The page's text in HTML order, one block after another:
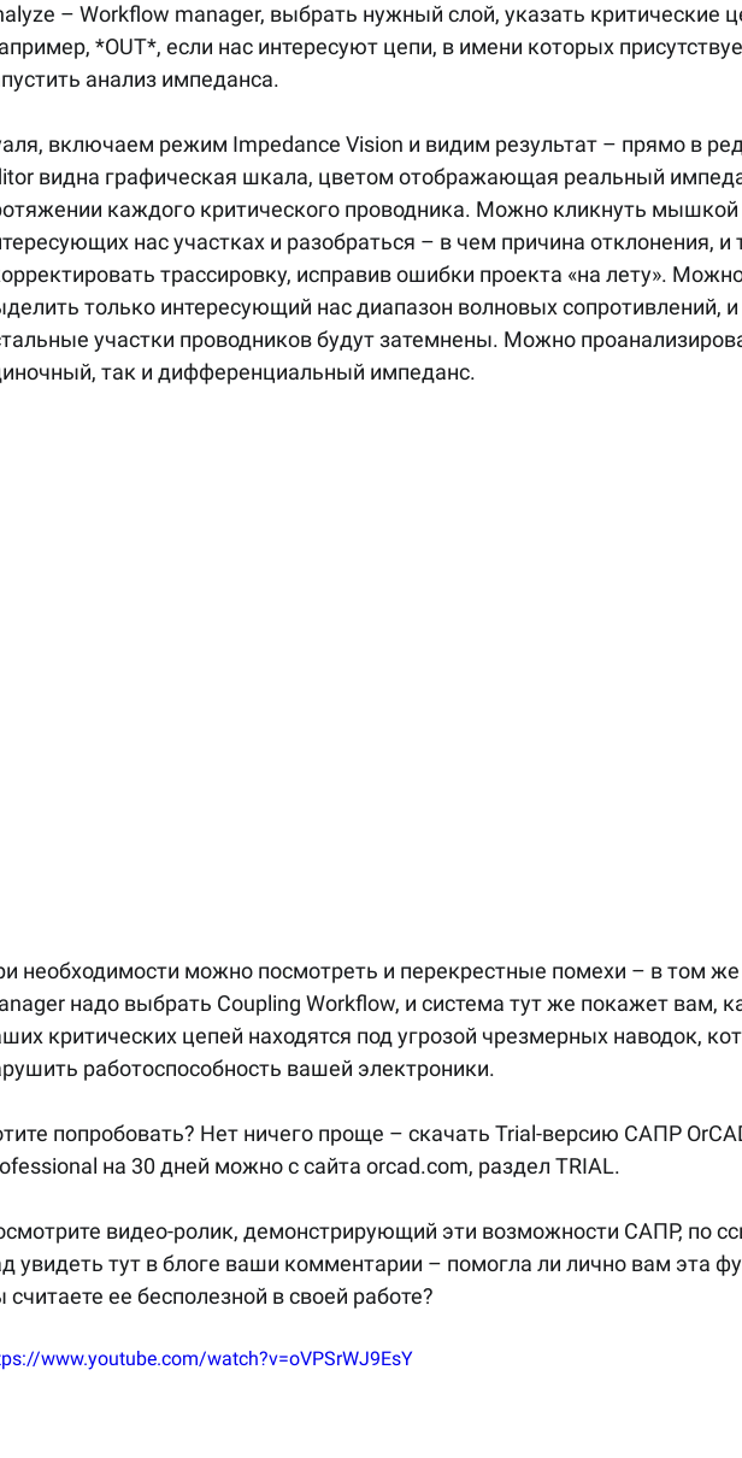
– Workflow manager, выбрать нужный слой, указать критические
*OUT*, если нас интересуют цепи, в имени которых
анализ импеданса.
включаем режим Impedance Vision и видим результат – прямо в
видна графическая шкала, цветом отображающая реальный
каждого критического проводника. Можно кликнуть мышкой
нас участках и разобраться – в чем причина отклонения, и
трассировку, исправив ошибки проекта «на лету».
только интересующий нас диапазон волновых сопротивлений, и
участки проводников будут затемнены. Можно
так и дифференциальный импеданс.
необходимости можно посмотреть и перекрестные помехи – в том
надо выбрать Coupling Workflow, и система тут же покажет вам,
критических цепей находятся под угрозой чрезмерных наводок,
работоспособность вашей электроники.
попробовать? Нет ничего проще – скачать Trial-версию САПР
на 30 дней можно с сайта orcad.com, раздел TRIAL.
видео-ролик, демонстрирующий эти возможности САПР, по
увидеть тут в блоге ваши комментарии – помогла ли лично вам эта
считаете ее бесполезной в своей работе?
www.youtube.com/watch?v=oVPSrWJ9EsY